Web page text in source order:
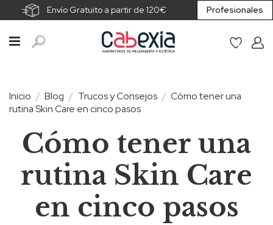
Envío Gratuito a partir de 120€ Profesionales
Inicio Blog Trucos y Consejos
Cómo tener una
rutina Skin Care en cinco pasos
Cómo tener una
rutina Skin Care
en cinco pasos